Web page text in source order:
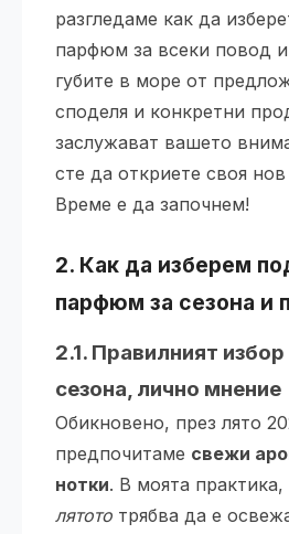
разгледаме как да
парфюм за всеки повод
губите в море от
споделя и конкретни
заслужават вашето
сте да откриете своя
Време е да започнем!
2. Как да изберем
парфюм за сезона и
2.1. Правилният
сезона, лично мнение
Обикновено, през лято
предпочитаме свежи
нотки. В моята практика,
лятото трябва да е